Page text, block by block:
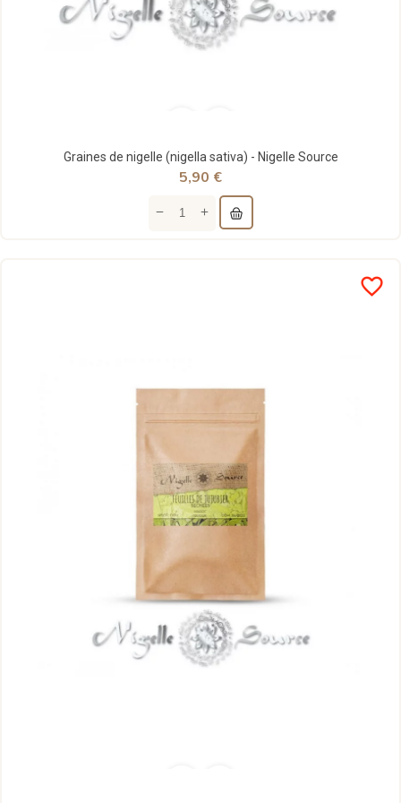
Graines de nigelle (nigella sativa) - Nigelle Source
5,90 €
favorite_border